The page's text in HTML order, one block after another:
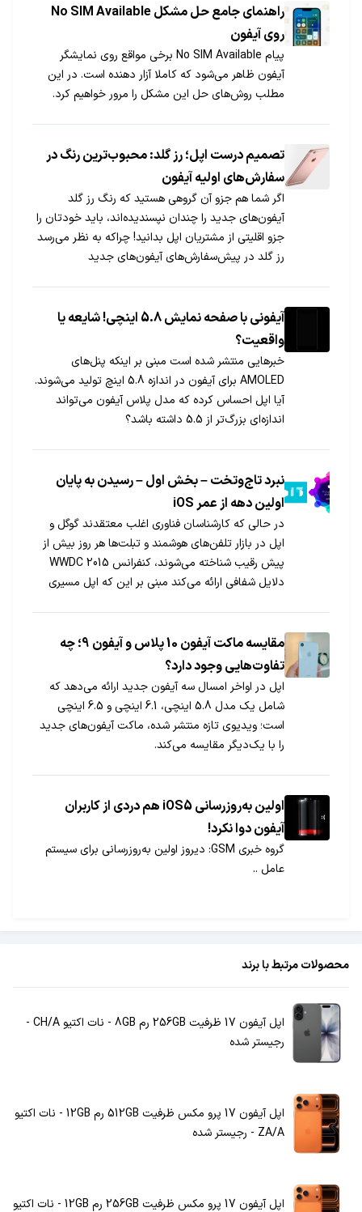
راهنمای جامع حل مشکل No SIM Available
روی آیفون
پیام No SIM Available برخی مواقع روی نمایشگر
آیفون ظاهر می‌شود که کاملا آزار دهنده است. در این
مطلب روش‌های حل این مشکل را مرور خواهیم کرد.
تصمیم درست اپل؛ رز گلد: محبوب‌ترین رنگ در
سفارش‌های اولیه آیفون
اگر شما هم جزو آن گروهی هستید که رنگ رز گلد
آیفون‌های جدید را چندان نپسندیده‌اند، باید خودتان را
جزو اقلیتی از مشتریان اپل بدانید! چراکه به نظر می‌رسد
رز گلد در پیش‌سفارش‌های آیفون‌های جدید
آیفونی با صفحه نمایش 5.8 اینچی! شایعه یا
واقعیت؟
خبرهایی منتشر شده است مبنی بر اینکه پنل‌های
AMOLED برای آیفون در اندازه 5.8 اینچ تولید می‌شوند.
آیا اپل احساس کرده که مدل پلاس آیفون می‌تواند
اندازه‌ای بزرگ‌تر از 5.5 داشته باشد؟
نبرد تاج‌وتخت – بخش اول – رسیدن به پایان
اولین دهه از عمر iOS
در حالی که کارشناسان فناوری اغلب معتقدند گوگل و
اپل در بازار تلفن‌های هوشمند و تبلت‌ها هر روز بیش از
پیش رقیب شناخته می‌شوند، کنفرانس WWDC 2015
دلایل شفافی ارائه می‌کند مبنی بر این که اپل مسیری
مقایسه ماکت آیفون 10 پلاس و آیفون 9؛ چه
تفاوت‌هایی وجود دارد؟
اپل در اواخر امسال سه آیفون جدید ارائه می‌دهد که
شامل یک مدل 5.8 اینچی، 6.1 اینچی و 6.5 اینچی
است؛ ویدیوی تازه منتشر شده، ماکت آیفون‌های جدید
را با یک‌دیگر مقایسه می‌کند.
اولین به‌روزرسانی iOS5 هم دردی از کاربران
آیفون دوا نکرد!
گروه خبری GSM: دیروز اولین به‌روزرسانی برای سیستم
عامل ..
محصولات مرتبط با برند
اپل آیفون 17 ظرفیت 256GB رم 8GB - نات اکتیو CH/A -
رجیستر شده
اپل آیفون 17 پرو مکس ظرفیت 512GB رم 12GB - نات اکتیو
ZA/A - رجیستر شده
اپل آیفون 17 پرو مکس ظرفیت 256GB رم 12GB - نات اکتیو